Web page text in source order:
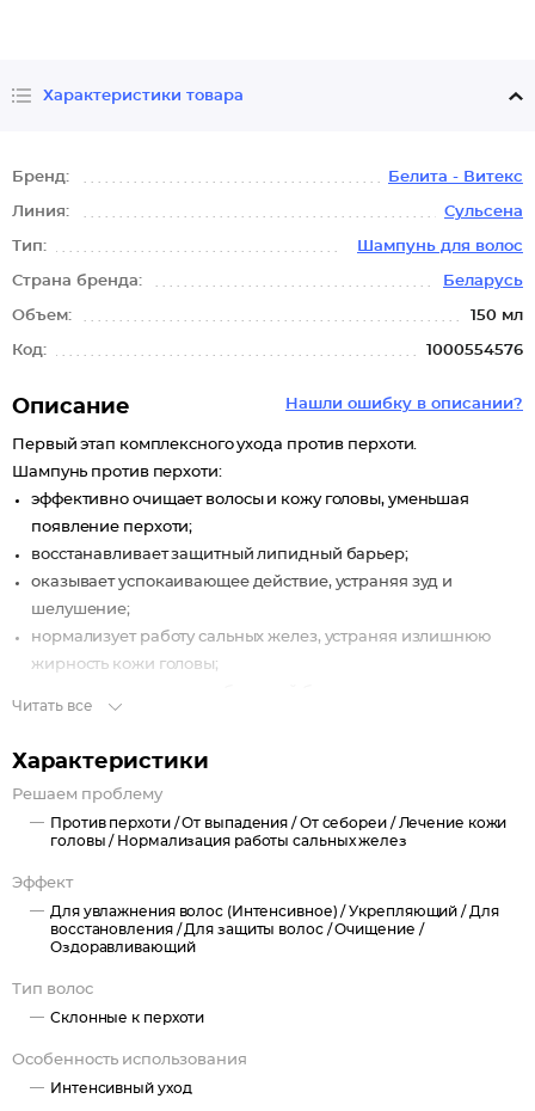
Характеристики товара
Бренд: Белита - Витекс
Линия: Сульсена
Тип: Шампунь для волос
Страна бренда: Беларусь
Объем: 150 мл
Код: 1000554576
Нашли ошибку в описании?
Описание
Первый этап комплексного ухода против перхоти.
Шампунь против перхоти:
эффективно очищает волосы и кожу головы, уменьшая
появление перхоти;
восстанавливает защитный липидный барьер;
оказывает успокаивающее действие, устраняя зуд и
шелушение;
нормализует работу сальных желез, устраняя излишнюю
жирность кожи головы;
Результат:
заметный противоперхотный эффект;
снижение интенсивности зуда, покраснений и воспалений;
нормализация секреции сальных желез;
уменьшение выпадения волос, связанного с перхотью и
себореей;
улучшение состояния и внешнего вида волос.
Читать все
Характеристики
Решаем проблему
Против перхоти /От выпадения /От себореи / Лечение кожи
головы / Нормализация работы сальных желез
Эффект
Для увлажнения волос (Интенсивное) /Укрепляющий / Для
восстановления /Для защиты волос /Очищение /
Оздоравливающий
Тип волос
Склонные к перхоти
Особенность использования
Интенсивный уход